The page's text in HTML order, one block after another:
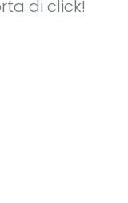
di click!